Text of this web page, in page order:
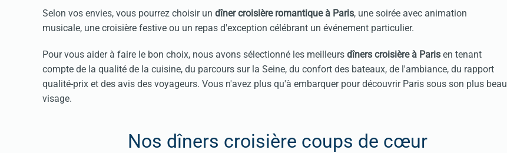
Selon vos envies, vous pourrez choisir un dîner croisière romantique à Paris, une soirée avec animation
musicale, une croisière festive ou un repas d'exception célébrant un événement particulier.
Pour vous aider à faire le bon choix, nous avons sélectionné les meilleurs dîners croisière à Paris en tenant
compte de la qualité de la cuisine, du parcours sur la Seine, du confort des bateaux, de l'ambiance, du rapport
qualité-prix et des avis des voyageurs. Vous n'avez plus qu'à embarquer pour découvrir Paris sous son plus beau
visage.
Nos dîners croisière coups de cœur